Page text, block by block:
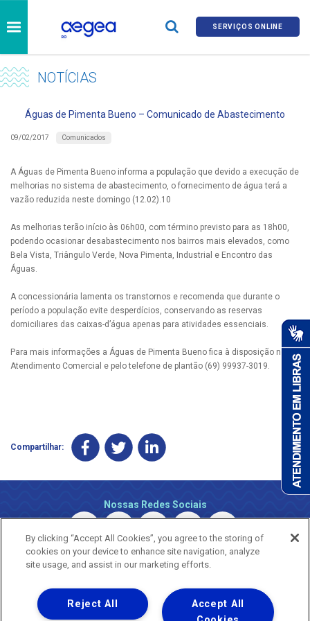
SERVIÇOS ONLINE
NOTÍCIAS
Águas de Pimenta Bueno – Comunicado de Abastecimento
09/02/2017 Comunicados
A Águas de Pimenta Bueno informa a população que devido a execução de
melhorias no sistema de abastecimento, o fornecimento de água terá a
vazão reduzida neste domingo (12.02).10
As melhorias terão início às 06h00, com término previsto para as 18h00,
podendo ocasionar desabastecimento nos bairros mais elevados, como
Bela Vista, Triângulo Verde, Nova Pimenta, Industrial e Encontro das
Águas.
A concessionária lamenta os transtornos e recomenda que durante o
período a população evite desperdícios, conservando as reservas
domiciliares das caixas-d’água apenas para atividades essenciais.
Para mais informações a Águas de Pimenta Bueno fica à disposição no
Atendimento Comercial e pelo telefone de plantão (69) 99937-3019.
Compartilhar:
Nossas Redes Sociais
Copyright © 2026 - Todos os Direitos Reservados.
By clicking “Accept All Cookies”, you agree to the storing of
cookies on your device to enhance site navigation, analyze
site usage, and assist in our marketing efforts.
Accept All
Reject All